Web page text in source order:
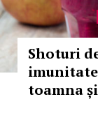
Shoturi
toamna